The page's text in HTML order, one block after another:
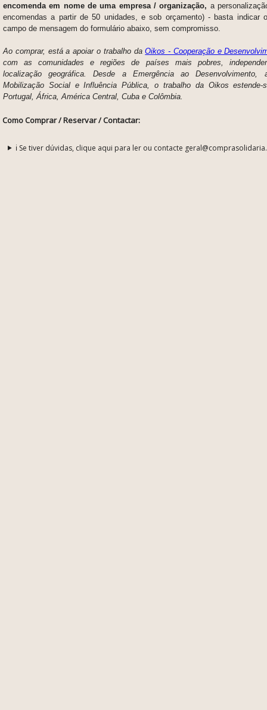
encomenda em nome de uma empresa / organização, a
encomendas a partir de 50 unidades, e sob orçamento) - basta indicar
campo de mensagem do formulário abaixo, sem compromisso.
Ao comprar, está a apoiar o trabalho daOikos - Cooperação e
com as comunidades e regiões de países mais pobres,
localização geográfica. Desde a Emergência ao Desenvolvimento,
Mobilização Social e Influência Pública, o trabalho da Oikos estende-
Portugal, África, América Central, Cuba e Colômbia.
Como Comprar / Reservar / Contactar:
ℹ️ Se tiver dúvidas, clique aqui para ler ou contacte